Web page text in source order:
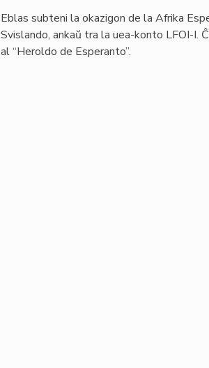
Eblas subteni la okazigon de la Afrika
Svislando, ankaŭ tra la uea-konto LFOI-I.
al “Heroldo de Esperanto”.